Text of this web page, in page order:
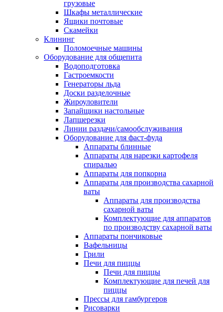
грузовые
Шкафы металлические
Ящики почтовые
Скамейки
Клининг
Поломоечные машины
Оборудование для общепита
Водоподготовка
Гастроемкости
Генераторы льда
Доски разделочные
Жироуловители
Запайщики настольные
Лапшерезки
Линии раздачи/самообслуживания
Оборудование для фаст-фуда
Аппараты блинные
Аппараты для нарезки картофеля
спиралью
Аппараты для попкорна
Аппараты для производства сахарной
ваты
Аппараты для производства
сахарной ваты
Комплектующие для аппаратов
по производству сахарной ваты
Аппараты пончиковые
Вафельницы
Грили
Печи для пиццы
Печи для пиццы
Комплектующие для печей для
пиццы
Прессы для гамбургеров
Рисоварки